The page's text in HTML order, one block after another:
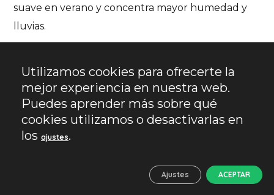
suave en verano y concentra mayor humedad y
lluvias.
Utilizamos cookies para ofrecerte la
mejor experiencia en nuestra web.
Puedes aprender más sobre qué
cookies utilizamos o desactivarlas en
los ajustes.
ACEPTAR
Ajustes